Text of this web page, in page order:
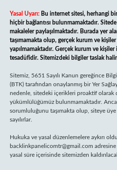
Yasal Uyarı: Bu internet sitesi, herhangi
hiçbir bağlantısı bulunmamaktadır. Sitede
makaleler paylaşılmaktadır. Burada yer
taşımamakta olup, gerçek kurum ve kişiler
yapılmamaktadır. Gerçek kurum ve
tesadüfidir. Sitemizdeki bilgiler taslak
Sitemiz, 5651 Sayılı Kanun gereğince
(BTK) tarafından onaylanmış bir Yer
nedenle, sitedeki içerikleri proaktif olarak
yükümlülüğümüz bulunmamaktadır.
sorumluluğunu taşımakta olup, siteye
sayılırlar.
Hukuka ve yasal düzenlemelere aykırı
backlinkpanelicomtr@gmail.com
yasal süre içerisinde sitemizden